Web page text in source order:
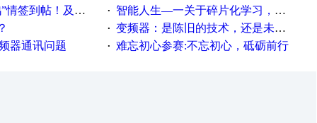
时更新在线研讨会预告
·
智能人生—一关于碎片化学习，看这一篇就够了！
· 变频器：是陈旧的技术，还是未来的幕后英雄？
器通讯问题
· 难忘初心参赛:不忘初心，砥砺前行